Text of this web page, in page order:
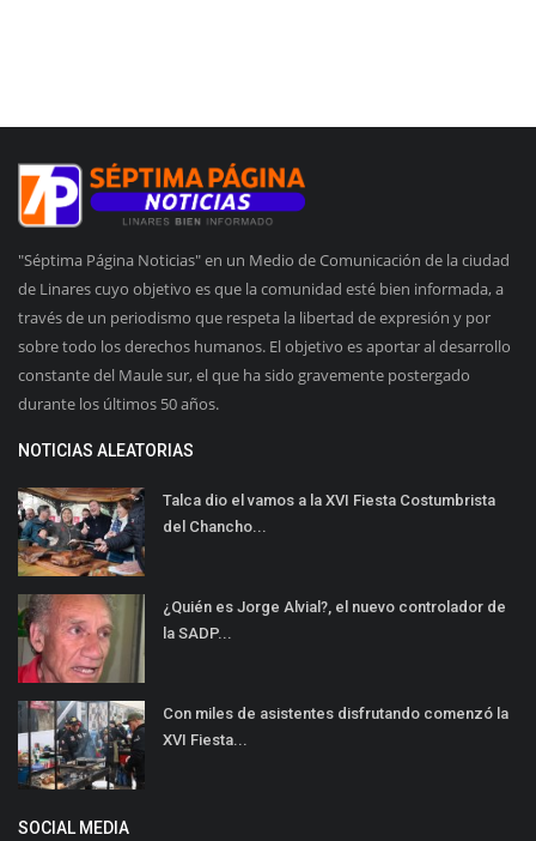
"Séptima Página Noticias" en un Medio de Comunicación de la ciudad
de Linares cuyo objetivo es que la comunidad esté bien informada, a
través de un periodismo que respeta la libertad de expresión y por
sobre todo los derechos humanos. El objetivo es aportar al desarrollo
constante del Maule sur, el que ha sido gravemente postergado
durante los últimos 50 años.
NOTICIAS ALEATORIAS
Talca dio el vamos a la XVI Fiesta Costumbrista
del Chancho...
¿Quién es Jorge Alvial?, el nuevo controlador de
la SADP...
Con miles de asistentes disfrutando comenzó la
XVI Fiesta...
SOCIAL MEDIA